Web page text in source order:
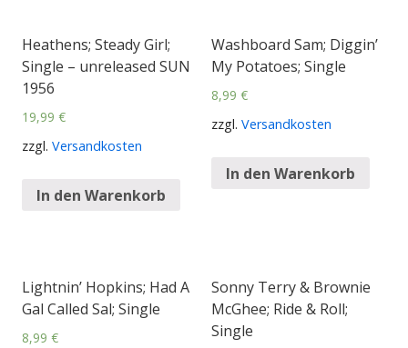
Heathens; Steady Girl;
Single – unreleased SUN
1956
19,99 €
zzgl. Versandkosten
In den Warenkorb
Washboard Sam; Diggin’
My Potatoes; Single
8,99 €
zzgl. Versandkosten
In den Warenkorb
Lightnin’ Hopkins; Had A
Gal Called Sal; Single
8,99 €
Sonny Terry & Brownie
McGhee; Ride & Roll;
Single